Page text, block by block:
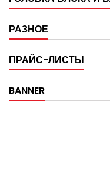
РАЗНОЕ
ПРАЙС-ЛИСТЫ
BANNER